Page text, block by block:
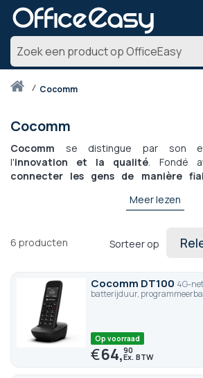
Thuiscocomm
Cocomm
Cocomm se distingue par son
l'innovation et la qualité. Fondé
connecter les gens de manière
de bureau comprenant des
Les produits Cocomm offrent une
fonctionnalités intuitives et sont
besoins, que ce soit pour les
les particuliers.
Meer lezen
6 producten Sorteer op
Cocomm DT100 4G-
batterijduur,
Op voorraad
€64,90